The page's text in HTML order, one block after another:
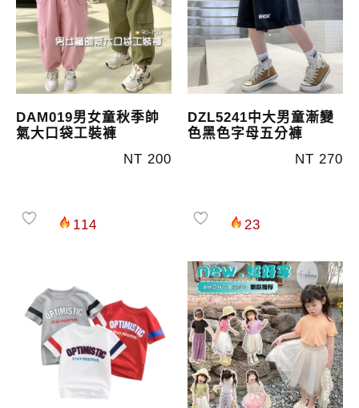
DAM019男女童秋季帥
氣大口袋工裝褲
NT 200
114
DZL5241中大男童漸變
色黑色字母五分褲
NT 270
23